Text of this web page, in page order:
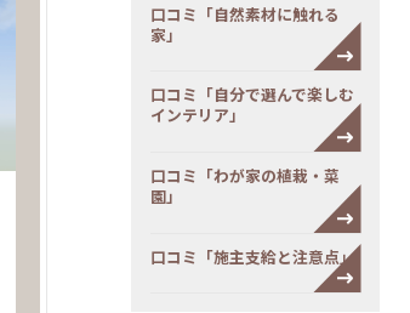
口コミ「自然素材に触れる
家」
口コミ「自分で選んで楽しむ
インテリア」
口コミ「わが家の植栽・菜
園」
口コミ「施主支給と注意点」